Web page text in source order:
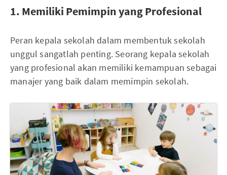
1. Memiliki Pemimpin yang Profesional
Peran kepala sekolah dalam membentuk sekolah
unggul sangatlah penting. Seorang kepala sekolah
yang profesional akan memiliki kemampuan sebagai
manajer yang baik dalam memimpin sekolah.